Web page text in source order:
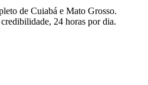
de Cuiabá e Mato Grosso.
24 horas por dia.